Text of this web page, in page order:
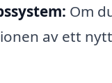
Om
av ett